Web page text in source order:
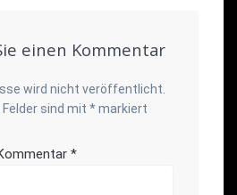
einen Kommentar
wird nicht veröffentlicht.
sind mit *markiert
*